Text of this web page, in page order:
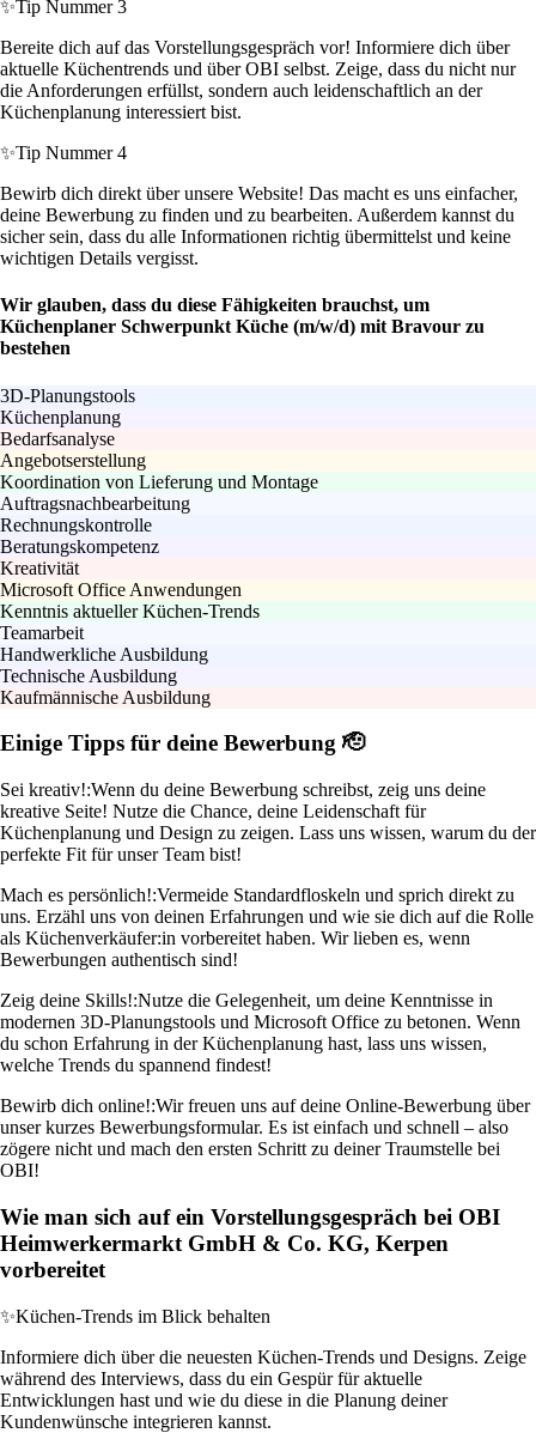
✨Tip Nummer 3
Bereite dich auf das Vorstellungsgespräch vor! Informiere dich über
aktuelle Küchentrends und über OBI selbst. Zeige, dass du nicht nur
die Anforderungen erfüllst, sondern auch leidenschaftlich an der
Küchenplanung interessiert bist.
✨Tip Nummer 4
Bewirb dich direkt über unsere Website! Das macht es uns einfacher,
deine Bewerbung zu finden und zu bearbeiten. Außerdem kannst du
sicher sein, dass du alle Informationen richtig übermittelst und keine
wichtigen Details vergisst.
Wir glauben, dass du diese Fähigkeiten brauchst, um
Küchenplaner Schwerpunkt Küche (m/w/d) mit Bravour zu
bestehen
3D-Planungstools
Küchenplanung
Bedarfsanalyse
Angebotserstellung
Koordination von Lieferung und Montage
Auftragsnachbearbeitung
Rechnungskontrolle
Beratungskompetenz
Kreativität
Microsoft Office Anwendungen
Kenntnis aktueller Küchen-Trends
Teamarbeit
Handwerkliche Ausbildung
Technische Ausbildung
Kaufmännische Ausbildung
Einige Tipps für deine Bewerbung 🫡
Sei kreativ!:Wenn du deine Bewerbung schreibst, zeig uns deine
kreative Seite! Nutze die Chance, deine Leidenschaft für
Küchenplanung und Design zu zeigen. Lass uns wissen, warum du der
perfekte Fit für unser Team bist!
Mach es persönlich!:Vermeide Standardfloskeln und sprich direkt zu
uns. Erzähl uns von deinen Erfahrungen und wie sie dich auf die Rolle
als Küchenverkäufer:in vorbereitet haben. Wir lieben es, wenn
Bewerbungen authentisch sind!
Zeig deine Skills!:Nutze die Gelegenheit, um deine Kenntnisse in
modernen 3D-Planungstools und Microsoft Office zu betonen. Wenn
du schon Erfahrung in der Küchenplanung hast, lass uns wissen,
welche Trends du spannend findest!
Bewirb dich online!:Wir freuen uns auf deine Online-Bewerbung über
unser kurzes Bewerbungsformular. Es ist einfach und schnell – also
zögere nicht und mach den ersten Schritt zu deiner Traumstelle bei
OBI!
Wie man sich auf ein Vorstellungsgespräch bei OBI
Heimwerkermarkt GmbH & Co. KG, Kerpen
vorbereitet
✨Küchen-Trends im Blick behalten
Informiere dich über die neuesten Küchen-Trends und Designs. Zeige
während des Interviews, dass du ein Gespür für aktuelle
Entwicklungen hast und wie du diese in die Planung deiner
Kundenwünsche integrieren kannst.